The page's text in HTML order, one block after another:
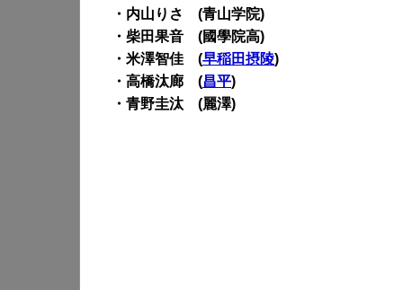
・内山りさ (青山学院)
・柴田果音 (國學院高)
・米澤智佳 (早稲田摂陵)
・高橋汰廊 (昌平)
・青野圭汰 (麗澤)